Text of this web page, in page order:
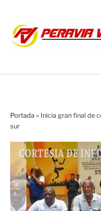
Portada » Inicia gran final de
sur